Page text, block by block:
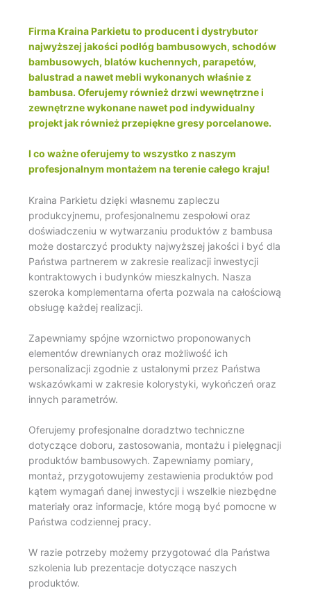
Firma Kraina Parkietu to producent i dystrybutor
najwyższej jakości podłóg bambusowych, schodów
bambusowych, blatów kuchennych, parapetów,
balustrad a nawet mebli wykonanych właśnie z
bambusa. Oferujemy również drzwi wewnętrzne i
zewnętrzne wykonane nawet pod indywidualny
projekt jak również przepiękne gresy porcelanowe.
I co ważne oferujemy to wszystko z naszym
profesjonalnym montażem na terenie całego kraju!
Kraina Parkietu dzięki własnemu zapleczu
produkcyjnemu, profesjonalnemu zespołowi oraz
doświadczeniu w wytwarzaniu produktów z bambusa
może dostarczyć produkty najwyższej jakości i być dla
Państwa partnerem w zakresie realizacji inwestycji
kontraktowych i budynków mieszkalnych. Nasza
szeroka komplementarna oferta pozwala na całościową
obsługę każdej realizacji.
Zapewniamy spójne wzornictwo proponowanych
elementów drewnianych oraz możliwość ich
personalizacji zgodnie z ustalonymi przez Państwa
wskazówkami w zakresie kolorystyki, wykończeń oraz
innych parametrów.
Oferujemy profesjonalne doradztwo techniczne
dotyczące doboru, zastosowania, montażu i pielęgnacji
produktów bambusowych. Zapewniamy pomiary,
montaż, przygotowujemy zestawienia produktów pod
kątem wymagań danej inwestycji i wszelkie niezbędne
materiały oraz informacje, które mogą być pomocne w
Państwa codziennej pracy.
W razie potrzeby możemy przygotować dla Państwa
szkolenia lub prezentacje dotyczące naszych
produktów.